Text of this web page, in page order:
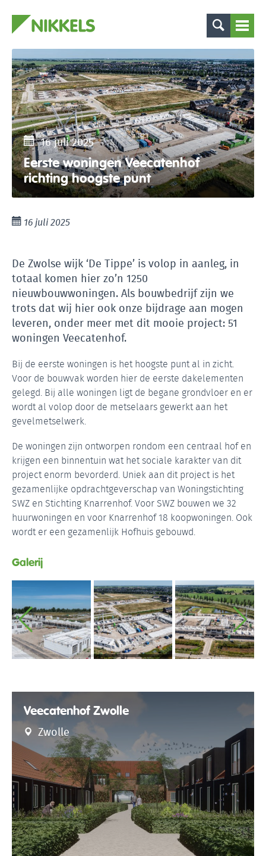
16 juli 2025
Eerste woningen Veecatenhof
richting hoogste punt
16 juli 2025
De Zwolse wijk ‘De Tippe’ is volop in aanleg, in
totaal komen hier zo’n 1250
nieuwbouwwoningen. Als bouwbedrijf zijn we
trots dat wij hier ook onze bijdrage aan mogen
leveren, onder meer met dit mooie project: 51
woningen Veecatenhof.
Bij de eerste woningen is het hoogste punt al in zicht.
Voor de bouwvak worden hier de eerste dakelementen
gelegd. Bij alle woningen ligt de begane grondvloer en er
wordt al volop door de metselaars gewerkt aan het
gevelmetselwerk.
De woningen zijn ontworpen rondom een centraal hof en
krijgen een binnentuin wat het sociale karakter van dit
project enorm bevorderd. Uniek aan dit project is het
gezamenlijke opdrachtgeverschap van Woningstichting
SWZ en Stichting Knarrenhof. Voor SWZ bouwen we 32
huurwoningen en voor Knarrenhof 18 koopwoningen. Ook
wordt er een gezamenlijk Hofhuis gebouwd.
Galerij
Veecatenhof Zwolle
Zwolle